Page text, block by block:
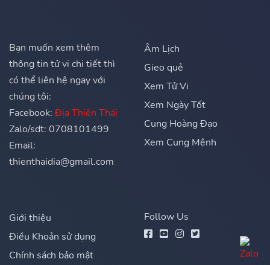
Bạn muốn xem thêm
thông tin tử vi chi tiết thì
có thể liên hệ ngay với
chúng tôi:
Facebook: Địa Thiên Thái
Zalo/sdt: 0708101499
Email:
thienthaidia@gmail.com
Âm Lịch
Gieo quẻ
Xem Tử Vi
Xem Ngày Tốt
Cung Hoàng Đạo
Xem Cung Mệnh
Giới thiệu
Điều Khoản sử dụng
Chính sách bảo mật
Follow Us